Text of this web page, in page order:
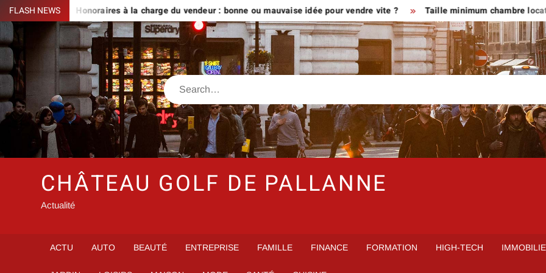
Skip
to
content
FLASH NEWSHonoraires à la charge du vendeur : bonne ou mauvaise idée pour vendre vite ? Taille minimum chambre location
Search
CHÂTEAU GOLF DE PALLANNE
Actualité
ACTU AUTO BEAUTÉ ENTREPRISE FAMILLE FINANCE FORMATION HIGH-TECH